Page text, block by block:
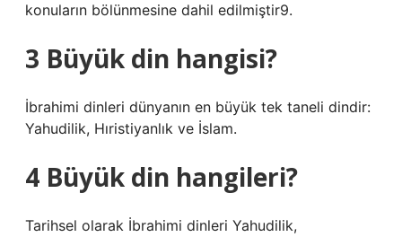
konuların bölünmesine dahil edilmiştir9.
3 Büyük din hangisi?
İbrahimi dinleri dünyanın en büyük tek taneli dindir:
Yahudilik, Hıristiyanlık ve İslam.
4 Büyük din hangileri?
Tarihsel olarak İbrahimi dinleri Yahudilik,